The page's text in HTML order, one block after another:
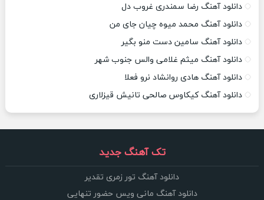
دانلود آهنگ رضا سمندری غروب دل
دانلود آهنگ محمد میوه چیان جای من
دانلود آهنگ سامین دست منو بگیر
دانلود آهنگ میثم غلامی والس جنوب شهر
دانلود آهنگ هادی روانشاد نرو فعلا
دانلود آهنگ کیکاوس صالحی تانیش قیزلاری
تک آهنگ جدید
دانلود آهنگ تور زمری تقدیر
دانلود آهنگ مانی ویس حضور تنهایی